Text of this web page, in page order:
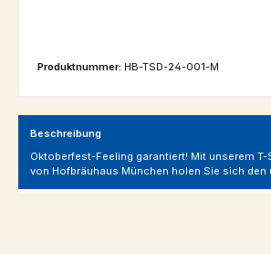
Produktnummer: HB-TSD-24-001-M
Beschreibung
Oktoberfest-Feeling garantiert! Mit unserem T-
von Hofbräuhaus München holen Sie sich den